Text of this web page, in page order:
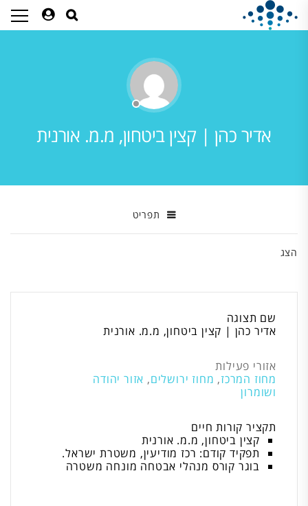
אדיר כהן | קצין ביטחון, מ.מ. אורנית
תפריט
הצג
שם תצוגה
אדיר כהן | קצין ביטחון, מ.מ. אורנית
אזורי פעילות
מחוז המרכז, מחוז ירושלים, אזור יהודה
ושומרון
תקציר קורות חיים
קצין ביטחון, מ.מ. אורנית
תפקיד קודם: רכז מודיעין, משטרת ישראל.
בוגר קורס מנהלי אבטחה מונחה משטרה